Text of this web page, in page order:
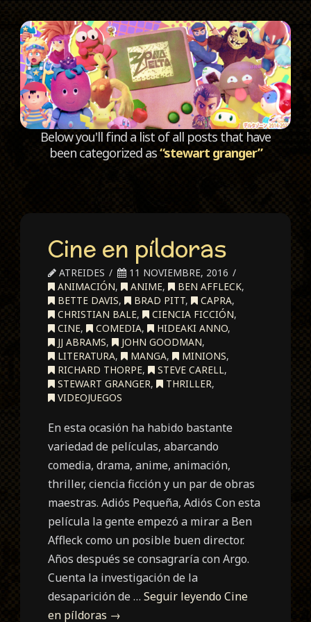
Below you'll find a list of all posts that have
been categorized as“stewart granger”
Cine en píldoras
ATREIDES
11 NOVIEMBRE, 2016
ANIMACIÓN, ANIME, BEN AFFLECK,
BETTE DAVIS, BRAD PITT, CAPRA,
CHRISTIAN BALE, CIENCIA FICCIÓN,
CINE, COMEDIA, HIDEAKI ANNO,
JJ ABRAMS, JOHN GOODMAN,
LITERATURA, MANGA, MINIONS,
RICHARD THORPE, STEVE CARELL,
STEWART GRANGER, THRILLER,
VIDEOJUEGOS
En esta ocasión ha habido bastante
variedad de películas, abarcando
comedia, drama, anime, animación,
thriller, ciencia ficción y un par de obras
maestras. Adiós Pequeña, Adiós Con esta
película la gente empezó a mirar a Ben
Affleck como un posible buen director.
Años después se consagraría con Argo.
Cuenta la investigación de la
desaparición de …Seguir leyendoCine
en píldoras →